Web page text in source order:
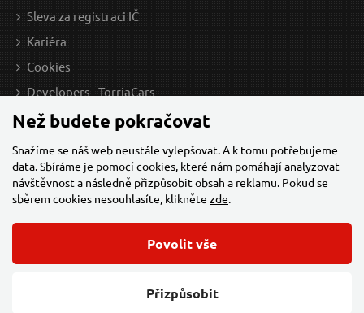
Sleva za registraci IČ
Kariéra
Cookies
Developers - TorriaCars
Změnit nastavení cookies
Než budete pokračovat
Snažíme se náš web neustále vylepšovat. A k tomu potřebujeme
data. Sbíráme je pomocí cookies, které nám pomáhají analyzovat
návštěvnost a následně přizpůsobit obsah a reklamu. Pokud se
sběrem cookies nesouhlasíte, klikněte zde.
Přizpůsobit
Povolit vše